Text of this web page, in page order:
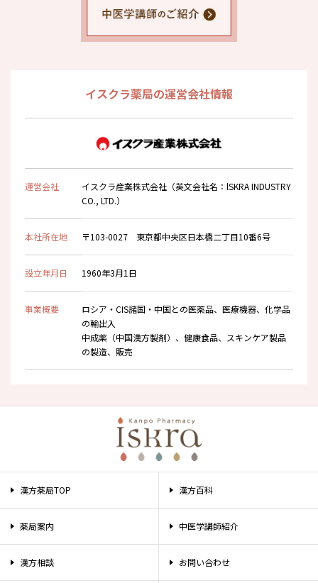
イスクラ薬局の運営会社情報
運営会社
イスクラ産業株式会社（英文会社名：lSKRA INDUSTRY
CO., LTD.）
本社所在地 〒103-0027 東京都中央区日本橋二丁目10番6号
設立年月日 1960年3月1日
事業概要
ロシア・CIS諸国・中国との医薬品、医療機器、化学品
の輸出入
中成薬（中国漢方製剤）、健康食品、スキンケア製品
の製造、販売
漢方薬局TOP 漢方百科
薬局案内 中医学講師紹介
漢方相談 お問い合わせ